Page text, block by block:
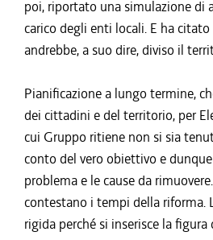
poi, riportato una simulazione di
carico degli enti locali. E ha citato
andrebbe, a suo dire, diviso il
Pianificazione a lungo termine,
dei cittadini e del territorio, per
cui Gruppo ritiene non si sia
conto del vero obiettivo e
problema e le cause da
contestano i tempi della riforma.
rigida perché si inserisce la